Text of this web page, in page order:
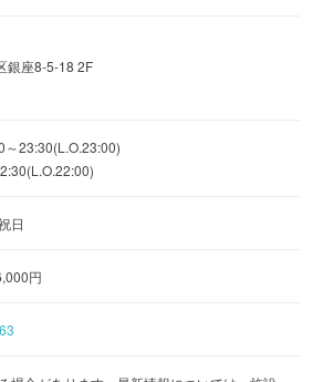
用した「牛スジ玉」1,000円や
っぷりの新鮮魚介の
円（全て税抜）のほか
けます。
は10名様～ご利用可能。
さい。
銀座8-5-18 2F
～23:30(L.O.23:00)
日
円